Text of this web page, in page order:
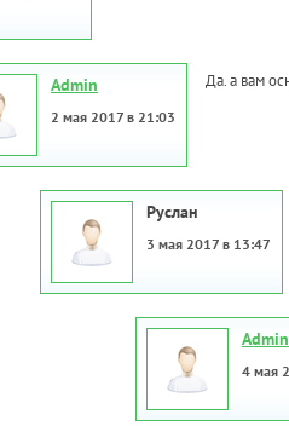
Admin
2 мая 2017 в 21:03
Да. а вам
Руслан
3 мая 2017 в 13:47
Admin
4 мая